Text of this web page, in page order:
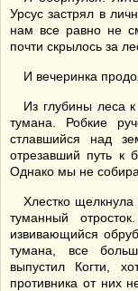
Урсус застрял в
нам все равно не
почти скрылось за
И вечеринка
Из глубины леса
тумана. Робкие
стлавшийся над
отрезавший путь к
Однако мы не
Хлестко
туманный
извивающийся
тумана, все
выпустил Когти,
противника от них